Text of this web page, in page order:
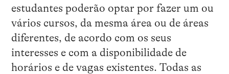
estudantes poderão optar por fazer um ou
vários cursos, da mesma área ou de áreas
diferentes, de acordo com os seus
interesses e com a disponibilidade de
horários e de vagas existentes. Todas as